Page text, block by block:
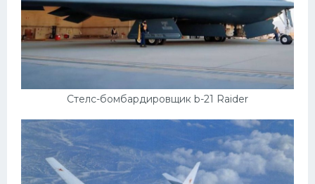
Стелс-бомбардировщик b-21 Raider